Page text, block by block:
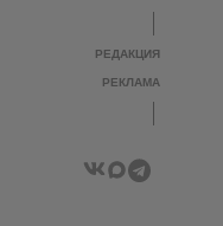
РЕДАКЦИЯ
РЕКЛАМА
РЕДАКЦИЯ
РЕКЛАМА